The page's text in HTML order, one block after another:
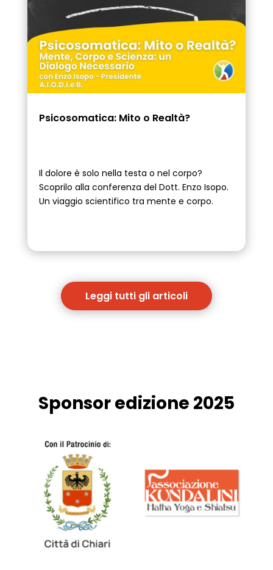
Psicosomatica: Mito o Realtà?
Il dolore è solo nella testa o nel corpo?
Scoprilo alla conferenza del Dott. Enzo Isopo.
Un viaggio scientifico tra mente e corpo.
Leggi tutti gli articoli
Sponsor edizione 2025